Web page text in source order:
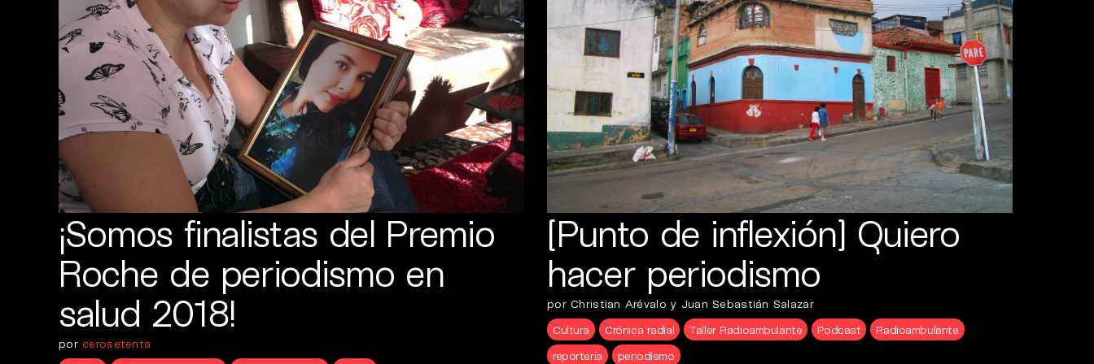
¡Somos finalistas del Premio
Roche de periodismo en
salud 2018!
por cerosetenta
[Punto de inflexión] Quiero
hacer periodismo
por Christian Arévalo y Juan Sebastián Salazar
Cultura
Crónica radial Taller Radioambulante Podcast
Radioambulante
reportería
periodismo